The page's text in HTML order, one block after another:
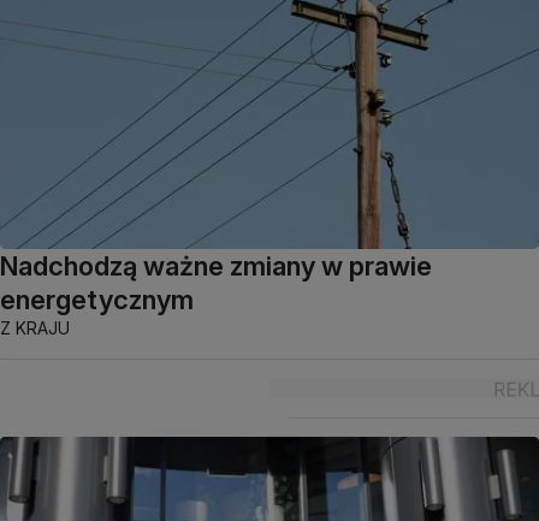
Nadchodzą ważne zmiany w prawie
energetycznym
Z KRAJU